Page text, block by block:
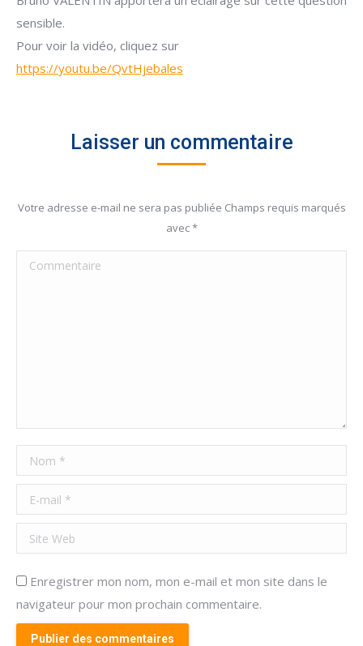
sensible.
Pour voir la vidéo, cliquez sur
https://youtu.be/QvtHjebales
Laisser un commentaire
Votre adresse e-mail ne sera pas publiée Champs requis marqués
avec*
Commentaire
Nom *
E-mail *
Site Web
Enregistrer mon nom, mon e-mail et mon site dans le
navigateur pour mon prochain commentaire.
Publier des commentaires